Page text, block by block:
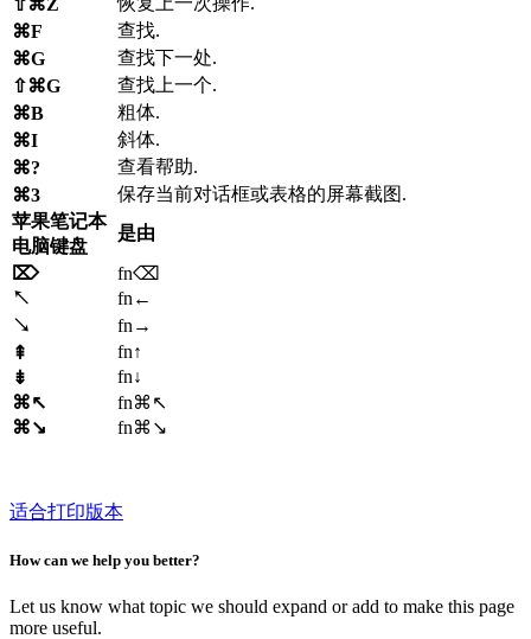
⌘F
查找.
⌘G
查找下一处.
⇧⌘G
查找上一个.
⌘B
粗体.
⌘I
斜体.
⌘?
查看帮助.
⌘3
保存当前对话框或表格的屏幕截图.
苹果笔记本
电脑键盘
是由
⌦
fn⌫
↖
fn←
↘
fn→
⇞
fn↑
⇟
fn↓
⌘↖
fn⌘↖
⌘↘
fn⌘↘
适合打印版本
How can we help you better?
Let us know what topic we should expand or add to make this page
more useful.